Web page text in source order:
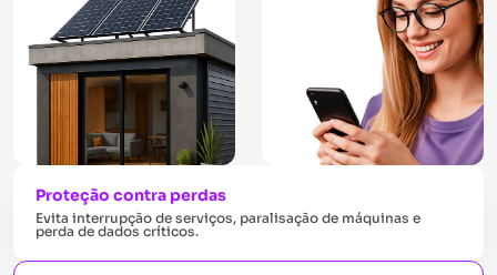
Proteção contra perdas
Evita interrupção de serviços, paralisação de máquinas e
perda de dados críticos.